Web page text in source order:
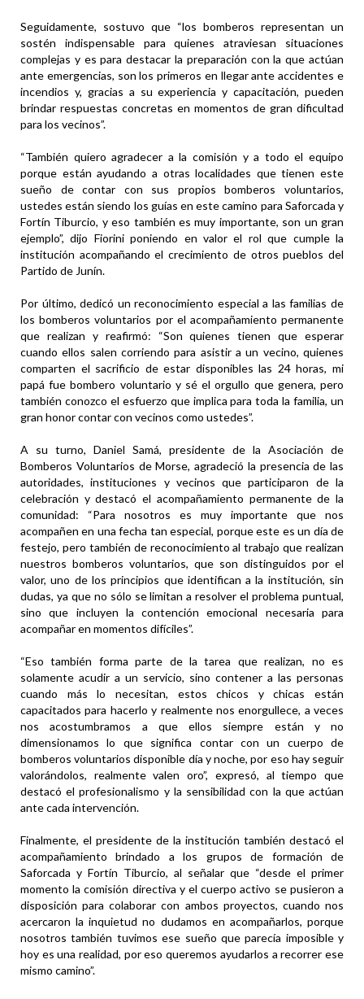
Seguidamente, sostuvo que “los bomberos representan un
sostén indispensable para quienes atraviesan situaciones
complejas y es para destacar la preparación con la que actúan
ante emergencias, son los primeros en llegar ante accidentes e
incendios y, gracias a su experiencia y capacitación, pueden
brindar respuestas concretas en momentos de gran dificultad
para los vecinos”.
“También quiero agradecer a la comisión y a todo el equipo
porque están ayudando a otras localidades que tienen este
sueño de contar con sus propios bomberos voluntarios,
ustedes están siendo los guías en este camino para Saforcada y
Fortín Tiburcio, y eso también es muy importante, son un gran
ejemplo”, dijo Fiorini poniendo en valor el rol que cumple la
institución acompañando el crecimiento de otros pueblos del
Partido de Junín.
Por último, dedicó un reconocimiento especial a las familias de
los bomberos voluntarios por el acompañamiento permanente
que realizan y reafirmó: “Son quienes tienen que esperar
cuando ellos salen corriendo para asistir a un vecino, quienes
comparten el sacrificio de estar disponibles las 24 horas, mi
papá fue bombero voluntario y sé el orgullo que genera, pero
también conozco el esfuerzo que implica para toda la familia, un
gran honor contar con vecinos como ustedes”.
A su turno, Daniel Samá, presidente de la Asociación de
Bomberos Voluntarios de Morse, agradeció la presencia de las
autoridades, instituciones y vecinos que participaron de la
celebración y destacó el acompañamiento permanente de la
comunidad: “Para nosotros es muy importante que nos
acompañen en una fecha tan especial, porque este es un día de
festejo, pero también de reconocimiento al trabajo que realizan
nuestros bomberos voluntarios, que son distinguidos por el
valor, uno de los principios que identifican a la institución, sin
dudas, ya que no sólo se limitan a resolver el problema puntual,
sino que incluyen la contención emocional necesaria para
acompañar en momentos difíciles”.
“Eso también forma parte de la tarea que realizan, no es
solamente acudir a un servicio, sino contener a las personas
cuando más lo necesitan, estos chicos y chicas están
capacitados para hacerlo y realmente nos enorgullece, a veces
nos acostumbramos a que ellos siempre están y no
dimensionamos lo que significa contar con un cuerpo de
bomberos voluntarios disponible día y noche, por eso hay seguir
valorándolos, realmente valen oro”, expresó, al tiempo que
destacó el profesionalismo y la sensibilidad con la que actúan
ante cada intervención.
Finalmente, el presidente de la institución también destacó el
acompañamiento brindado a los grupos de formación de
Saforcada y Fortín Tiburcio, al señalar que “desde el primer
momento la comisión directiva y el cuerpo activo se pusieron a
disposición para colaborar con ambos proyectos, cuando nos
acercaron la inquietud no dudamos en acompañarlos, porque
nosotros también tuvimos ese sueño que parecía imposible y
hoy es una realidad, por eso queremos ayudarlos a recorrer ese
mismo camino”.